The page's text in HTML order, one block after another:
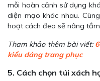
mỗi hoàn cảnh sử dụng
diện mạo khác nhau.
hoạt cách đeo sẽ nâng
Tham khảo thêm bài viết:
kiểu dáng trang phục
5. Cách chọn túi xách